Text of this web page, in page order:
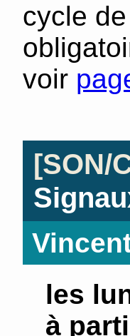
cycle
voir
[SON/
les
à